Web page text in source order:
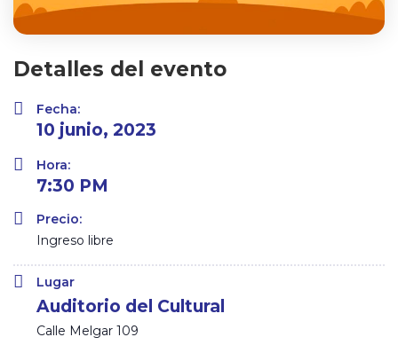
Detalles del evento
Fecha:
10 junio, 2023
Hora:
7:30 PM
Precio:
Ingreso libre
Lugar
Auditorio del Cultural
Calle Melgar 109